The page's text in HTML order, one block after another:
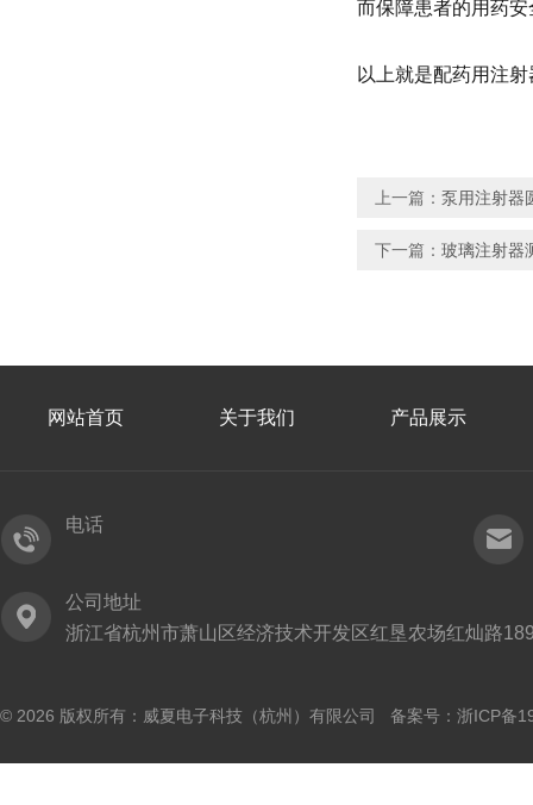
而保障患者的用药
以上就是配药用注
上一篇： 泵用注射器
下一篇： 玻璃注射器
网站首页 关于我们 产品展示
电话
公司地址
浙江省杭州市萧山区经济技术开发区红垦农场红灿路
© 2026 版权所有：威夏电子科技（杭州）有限公司 备案号： 浙ICP备